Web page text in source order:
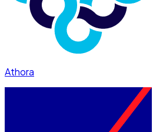
Athora